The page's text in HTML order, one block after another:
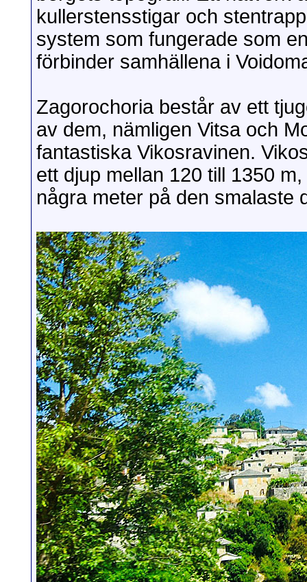
kullerstensstigar och
system som fungerade som
förbinder samhällena i
Zagorochoria består av ett
av dem, nämligen Vitsa och
fantastiska Vikosravinen.
ett djup mellan 120 till 1350
några meter på den smalaste